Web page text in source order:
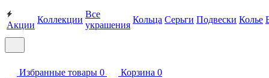
Акции
Коллекции
Все
украшения
Кольца Серьги Подвески Колье
Избранные товары 0 Корзина 0